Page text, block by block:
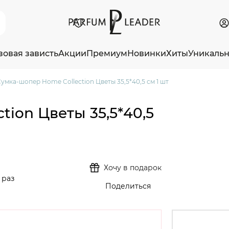
завистьАкцииПремиумНовинкиХиты
шопер Home Collection Цветы 35,5*40,5 см 1 шт
Цветы 35,5*40,5
Хочу в подарок
Поделиться